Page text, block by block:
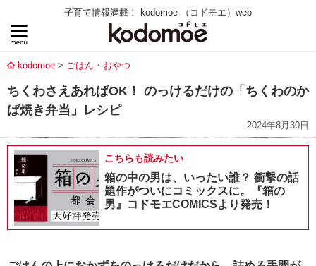
子育て情報満載！ kodomoe （コドモエ）web
kodomoe ごはん・おやつ
ちくわさえあればOK！ のっけるだけの「ちくわのか
ば焼き弁当」レシピ
2024年8月30日
こちらも読みたい
箱の中の男は、いったい誰？ 衝撃の話
題作がついにコミックスに。『箱の
男』コドモエCOMICSより発売！